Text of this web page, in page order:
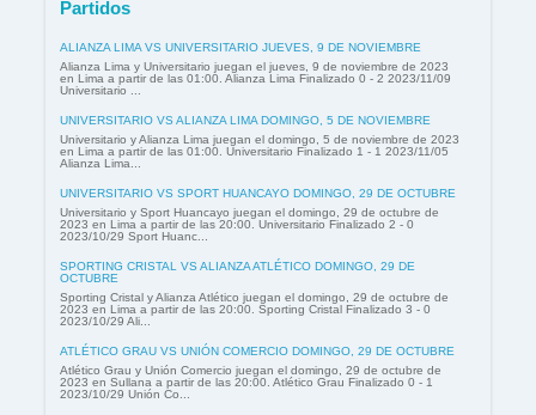
Partidos
ALIANZA LIMA VS UNIVERSITARIO JUEVES, 9 DE NOVIEMBRE
Alianza Lima y Universitario juegan el jueves, 9 de noviembre de 2023
en Lima a partir de las 01:00. Alianza Lima Finalizado 0 - 2 2023/11/09
Universitario ...
UNIVERSITARIO VS ALIANZA LIMA DOMINGO, 5 DE NOVIEMBRE
Universitario y Alianza Lima juegan el domingo, 5 de noviembre de 2023
en Lima a partir de las 01:00. Universitario Finalizado 1 - 1 2023/11/05
Alianza Lima...
UNIVERSITARIO VS SPORT HUANCAYO DOMINGO, 29 DE OCTUBRE
Universitario y Sport Huancayo juegan el domingo, 29 de octubre de
2023 en Lima a partir de las 20:00. Universitario Finalizado 2 - 0
2023/10/29 Sport Huanc...
SPORTING CRISTAL VS ALIANZA ATLÉTICO DOMINGO, 29 DE
OCTUBRE
Sporting Cristal y Alianza Atlético juegan el domingo, 29 de octubre de
2023 en Lima a partir de las 20:00. Sporting Cristal Finalizado 3 - 0
2023/10/29 Ali...
ATLÉTICO GRAU VS UNIÓN COMERCIO DOMINGO, 29 DE OCTUBRE
Atlético Grau y Unión Comercio juegan el domingo, 29 de octubre de
2023 en Sullana a partir de las 20:00. Atlético Grau Finalizado 0 - 1
2023/10/29 Unión Co...